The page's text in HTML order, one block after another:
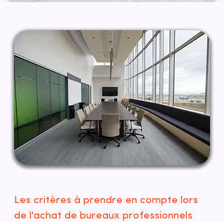
Les critères à prendre en compte lors
de l'achat de bureaux professionnels